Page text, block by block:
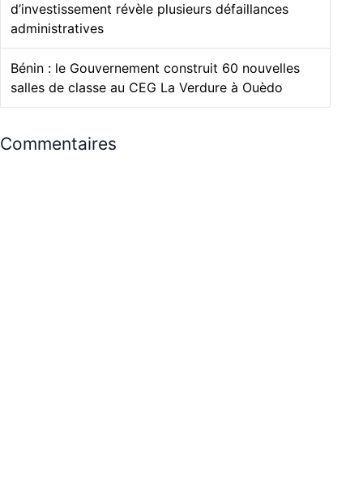
d’investissement révèle plusieurs défaillances
administratives
Bénin : le Gouvernement construit 60 nouvelles
salles de classe au CEG La Verdure à Ouèdo
Commentaires